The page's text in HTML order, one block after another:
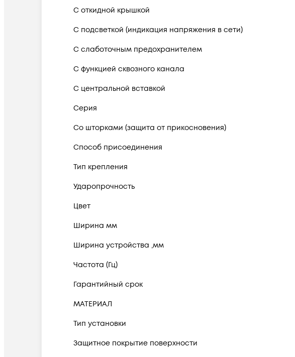
С откидной крышкой
С подсветкой (индикация напряжения в сети)
С слаботочным предохранителем
С функцией сквозного канала
С центральной вставкой
Серия
Со шторками (защита от прикосновения)
Способ присоединения
Тип крепления
Ударопрочность
Цвет
Ширина мм
Ширина устройства ,мм
Частота (Гц)
Гарантийный срок
МАТЕРИАЛ
Тип установки
Защитное покрытие поверхности